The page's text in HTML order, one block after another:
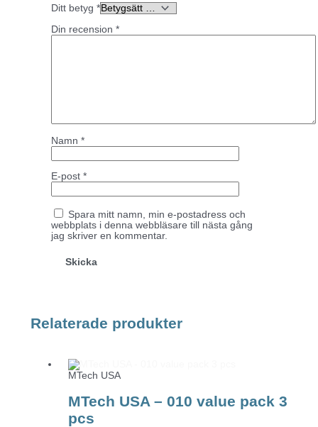
Ditt betyg *
Din recension *
Namn *
E-post *
Spara mitt namn, min e-postadress och
webbplats i denna webbläsare till nästa gång
jag skriver en kommentar.
Relaterade produkter
MTech USA
MTech USA – 010 value pack 3
pcs